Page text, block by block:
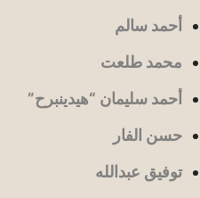
أحمد سالم
محمد طلعت
أحمد سليمان “هيدينبرح”
حسن الفار
توفيق عبدالله